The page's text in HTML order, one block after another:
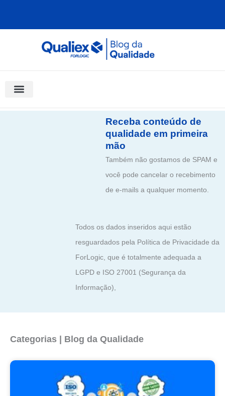
Receba conteúdo de
qualidade em primeira
mão
Também não gostamos de SPAM e
você pode cancelar o recebimento
de e-mails a qualquer momento.
Todos os dados inseridos aqui estão
resguardados pela Política de Privacidade da
ForLogic, que é totalmente adequada a
LGPD e ISO 27001 (Segurança da
Informação),
Categorias | Blog da Qualidade